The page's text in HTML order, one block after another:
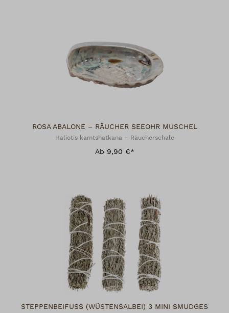
ROSA ABALONE – RÄUCHER SEEOHR MUSCHEL
Haliotis kamtshatkana – Räucherschale
Ab 9,90 €*
STEPPENBEIFUSS (WÜSTENSALBEI) 3 MINI SMUDGES